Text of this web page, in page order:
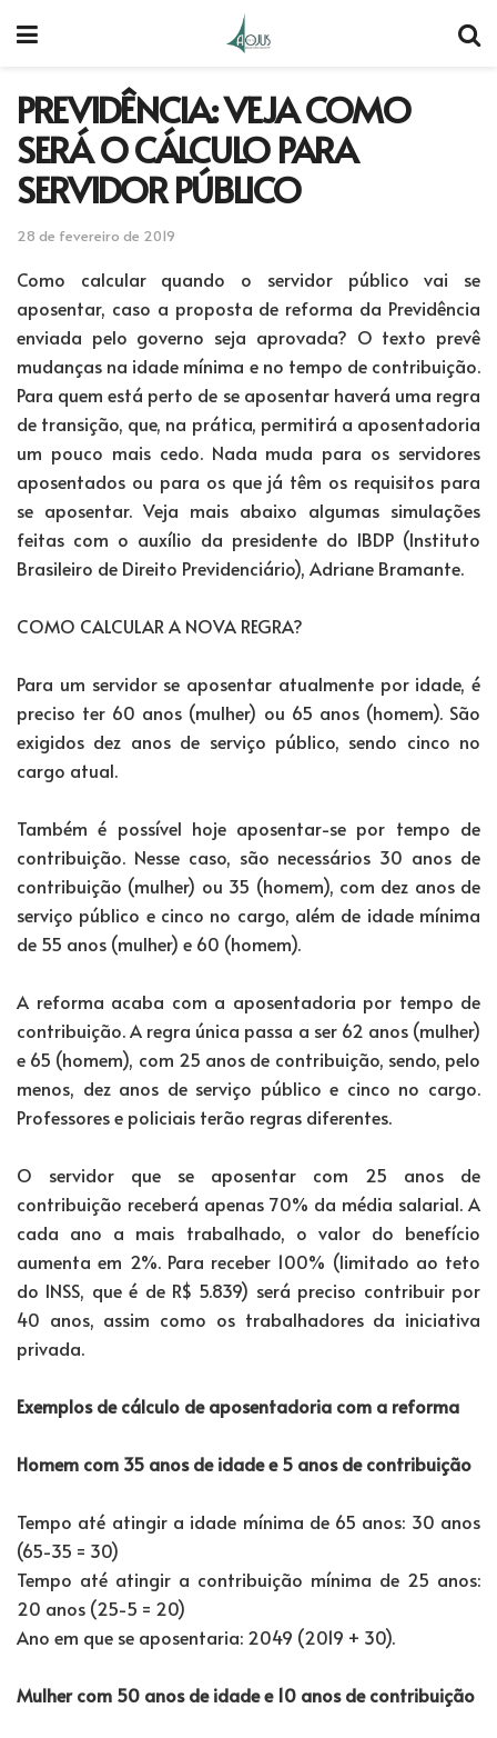
PREVIDÊNCIA: VEJA COMO
SERÁ O CÁLCULO PARA
SERVIDOR PÚBLICO
28 de fevereiro de 2019
Como calcular quando o servidor público vai se
aposentar, caso a proposta de reforma da Previdência
enviada pelo governo seja aprovada? O texto prevê
mudanças na idade mínima e no tempo de contribuição.
Para quem está perto de se aposentar haverá uma regra
de transição, que, na prática, permitirá a aposentadoria
um pouco mais cedo. Nada muda para os servidores
aposentados ou para os que já têm os requisitos para
se aposentar. Veja mais abaixo algumas simulações
feitas com o auxílio da presidente do IBDP (Instituto
Brasileiro de Direito Previdenciário), Adriane Bramante.
COMO CALCULAR A NOVA REGRA?
Para um servidor se aposentar atualmente por idade, é
preciso ter 60 anos (mulher) ou 65 anos (homem). São
exigidos dez anos de serviço público, sendo cinco no
cargo atual.
Também é possível hoje aposentar-se por tempo de
contribuição. Nesse caso, são necessários 30 anos de
contribuição (mulher) ou 35 (homem), com dez anos de
serviço público e cinco no cargo, além de idade mínima
de 55 anos (mulher) e 60 (homem).
A reforma acaba com a aposentadoria por tempo de
contribuição. A regra única passa a ser 62 anos (mulher)
e 65 (homem), com 25 anos de contribuição, sendo, pelo
menos, dez anos de serviço público e cinco no cargo.
Professores e policiais terão regras diferentes.
O servidor que se aposentar com 25 anos de
contribuição receberá apenas 70% da média salarial. A
cada ano a mais trabalhado, o valor do benefício
aumenta em 2%. Para receber 100% (limitado ao teto
do INSS, que é de R$ 5.839) será preciso contribuir por
40 anos, assim como os trabalhadores da iniciativa
privada.
Exemplos de cálculo de aposentadoria com a reforma
Homem com 35 anos de idade e 5 anos de contribuição
Tempo até atingir a idade mínima de 65 anos: 30 anos
(65-35 = 30)
Tempo até atingir a contribuição mínima de 25 anos:
20 anos (25-5 = 20)
Ano em que se aposentaria: 2049 (2019 + 30).
Mulher com 50 anos de idade e 10 anos de contribuição